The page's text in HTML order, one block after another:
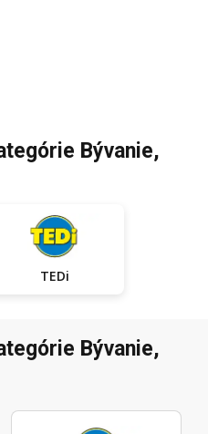
Bývanie,
TEDi
Bývanie,